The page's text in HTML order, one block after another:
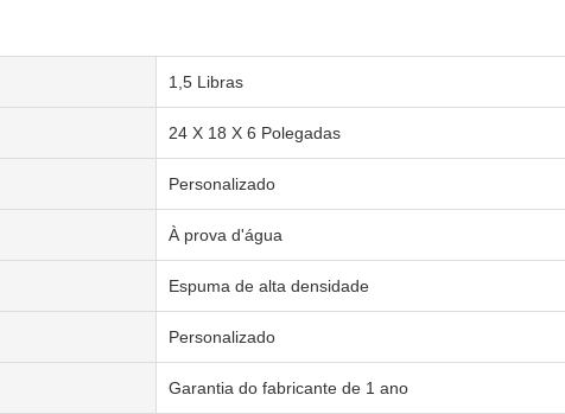
1,5 Libras
24 X 18 X 6 Polegadas
Personalizado
À prova d'água
Espuma de alta densidade
Personalizado
Garantia do fabricante de 1 ano